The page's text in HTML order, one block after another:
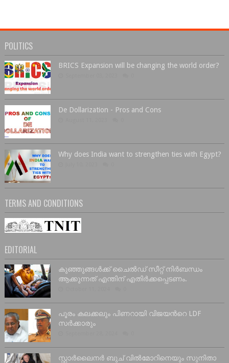
POLITICS
BRICS Expansion will be changing the world order?
De Dollarization - Pros and Cons
Why does India want to strengthen ties with Egypt?
TERMS AND CONDITIONS
EDITORIAL
കുഞ്ഞുങ്ങൾക്ക് ചൈൽഡ് സീറ്റ് നിർബന്ധം
ആക്കുന്നത് എന്തിന് എതിർക്കപ്പെടണം.
പൂരം കലക്കലും പിണറായി വിജയൻറെ LDF
സർക്കാരും
സ്റ്റാർലൈനർ ബുച് വിൽമോറിനെയും സുനിതാ